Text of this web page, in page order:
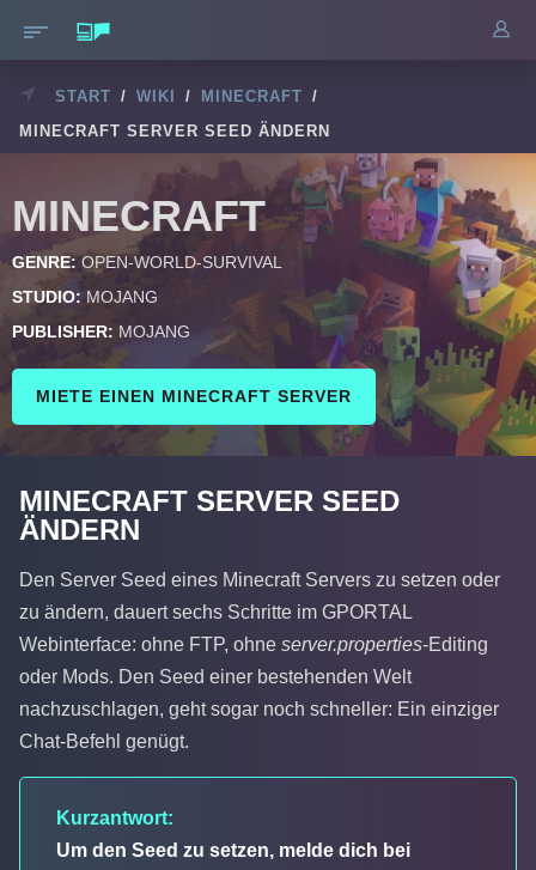
START / WIKI / MINECRAFT /
MINECRAFT SERVER SEED ÄNDERN
MINECRAFT
GENRE: OPEN-WORLD-SURVIVAL
STUDIO: MOJANG
PUBLISHER: MOJANG
MIETE EINEN MINECRAFT SERVER
MINECRAFT SERVER SEED
ÄNDERN
Den Server Seed eines Minecraft Servers zu setzen oder
zu ändern, dauert sechs Schritte im GPORTAL
Webinterface: ohne FTP, ohne server.properties-Editing
oder Mods. Den Seed einer bestehenden Welt
nachzuschlagen, geht sogar noch schneller: Ein einziger
Chat-Befehl genügt.
Kurzantwort:
Um den Seed zu setzen, melde dich bei